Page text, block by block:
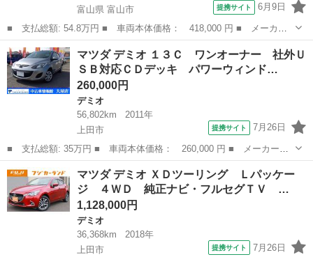
富山県 富山市
提携サイト 6月9日
■ 支払総額: 54.8万円 ■ 車両本体価格： 418,000 円 ■ メーカー
名： マツダ ■ 車種名： デミオ ■ グレード名： ＸＤツーリン
グ 純正ナビ バックモニター スペアキー ＢＳＭ ＨＵＤ 純正
アルミホイー...
富山 富山市 デミオ
マツダ デミオ １３Ｃ ワンオーナー 社外Ｕ
ＳＢ対応ＣＤデッキ パワーウィンド…
260,000円
デミオ
56,802km
2011年
上田市
提携サイト 7月26日
■ 支払総額: 35万円 ■ 車両本体価格： 260,000 円 ■ メーカー
名： マツダ ■ 車種名： デミオ ■ グレード名： １３Ｃ ワン
オーナー 社外ＵＳＢ対応ＣＤデッキ パワーウィンドウ 走行５
６，８０２ｋｍ 車...
長野 デミオ
マツダ デミオ ＸＤツーリング Ｌパッケー
ジ ４ＷＤ 純正ナビ・フルセグＴＶ …
1,128,000円
デミオ
36,368km
2018年
上田市
提携サイト 7月26日